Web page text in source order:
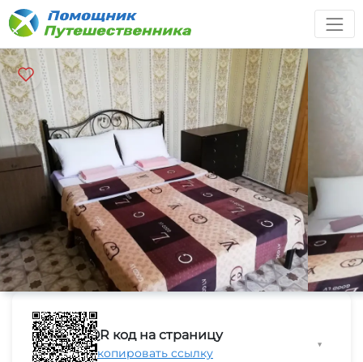
QR код на страницу
Скопировать ссылку
▼